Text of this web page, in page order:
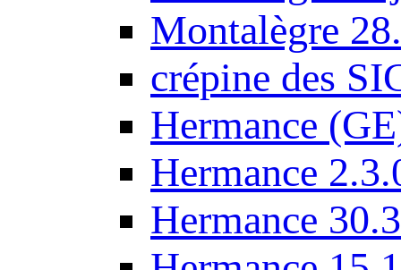
Montalègre
crépine des
Hermance
Hermance
Hermance